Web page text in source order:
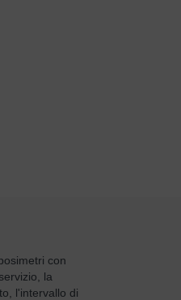
con
la
l'intervallo di